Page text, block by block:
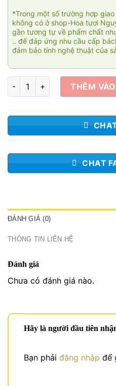
*Trong một số trường hợp
không có ở shop-Hoa tươi
gần tương tự về phẩm chất
.. để đáp ứng nhu cầu cấp
đảm bảo tính nghệ thuật của
Beau bouquet 007 số lượng
THÊM
CHAT
ĐÁNH GIÁ (0)
THÔNG TIN LIÊN HỆ
Đánh giá
Chưa có đánh giá nào.
Hãy là người đầu tiên
Bạn phải đăng nhập để